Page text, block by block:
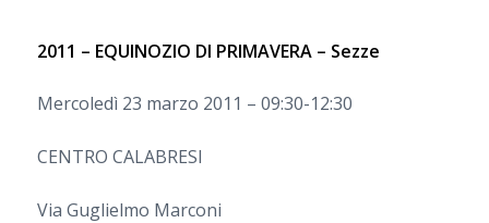
2011 – EQUINOZIO DI PRIMAVERA – Sezze
Mercoledì 23 marzo 2011 – 09:30-12:30
CENTRO CALABRESI
Via Guglielmo Marconi